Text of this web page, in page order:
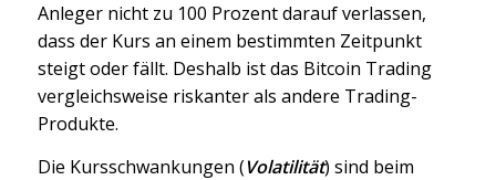
Anleger nicht zu 100 Prozent darauf verlassen,
dass der Kurs an einem bestimmten Zeitpunkt
steigt oder fällt. Deshalb ist das Bitcoin Trading
vergleichsweise riskanter als andere Trading-
Produkte.
Die Kursschwankungen (Volatilität) sind beim